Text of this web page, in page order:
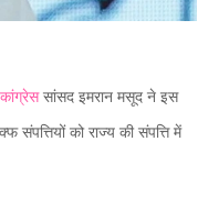
कांग्रेससांसद इमरान मसूद ने इस
को राज्य की संपत्ति में